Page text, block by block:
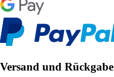
Versand und Rückgabe